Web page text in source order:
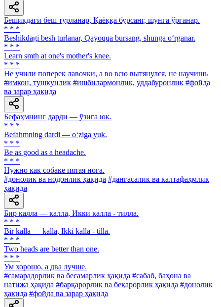
Бешикдаги беш турланар, Қаёққа бурсанг, шунга ўрганар.
* * *
Beshikdagi besh turlanar, Qayoqqa bursang, shunga o‘rganar.
* * *
Learn smth at one's mother's knee.
* * *
Не учили поперек лавочки, а во всю вытянулся, не научишь
#имкон, тушкунлик #ишбилармонлик, уддабуронлик #фойда
ва зарар ҳақида
Бефаҳмнинг дарди — ўзига юк.
* * *
Befahmning dardi — o‘ziga yuk.
* * *
Be as good as a headache.
* * *
Нужно как собаке пятая нога.
#донолик ва нодонлик ҳақида #дангасалик ва калтафаҳмлик
ҳақида
Бир калла — калла, Икки калла - тилла.
* * *
Bir kalla — kalla, Ikki kalla - tilla.
* * *
Two heads are better than one.
* * *
Ум хорошо, а два лучше.
#самарадорлик ва бесамарлик ҳақида #сабаб, баҳона ва
натижа ҳақида #барқарорлик ва беқарорлик ҳақида #донолик
ҳақида #фойда ва зарар ҳақида